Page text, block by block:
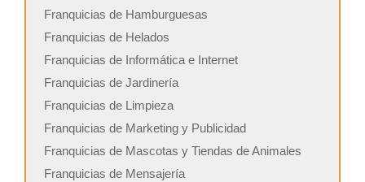
Franquicias de Hamburguesas
Franquicias de Helados
Franquicias de Informática e Internet
Franquicias de Jardinería
Franquicias de Limpieza
Franquicias de Marketing y Publicidad
Franquicias de Mascotas y Tiendas de Animales
Franquicias de Mensajería